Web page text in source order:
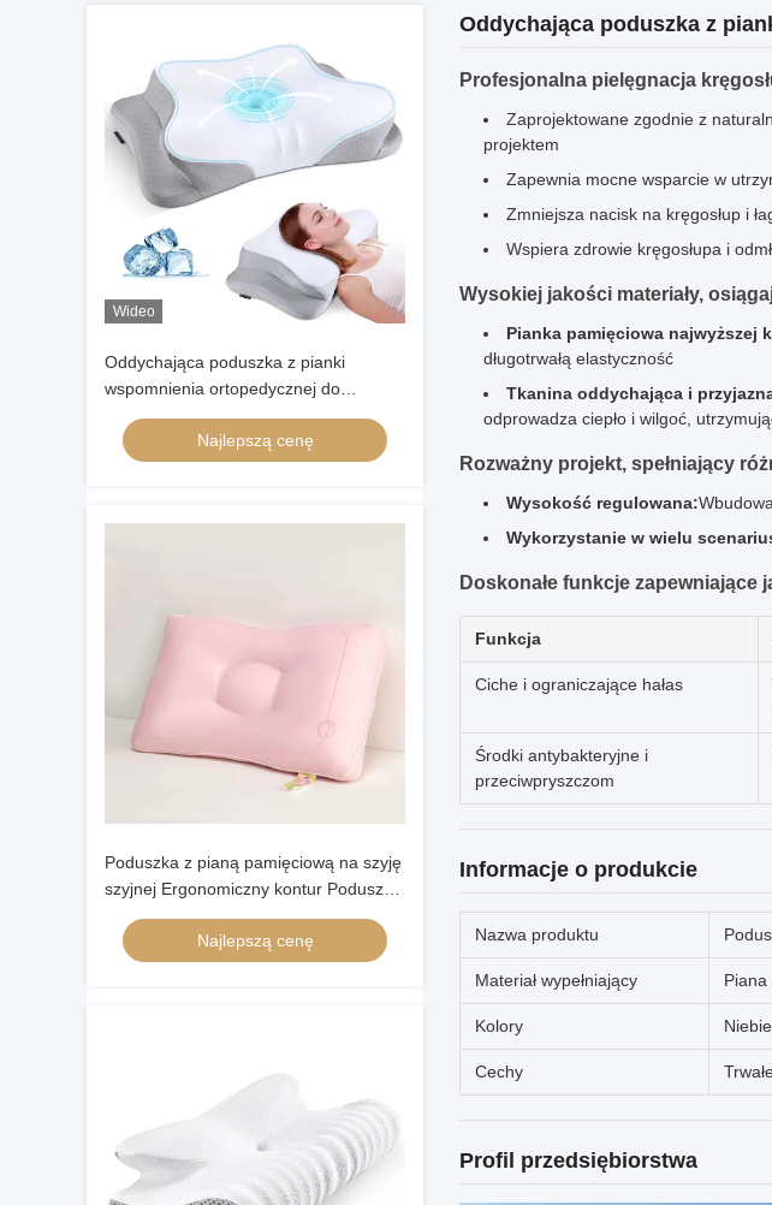
Wideo
Oddychająca poduszka z pianki
wspomnienia ortopedycznej do
głębokiego snu Poduszka
ortopedyczna dla motyli
Najlepszą cenę
Poduszka z pianą pamięciową na szyję
szyjnej Ergonomiczny kontur Poduszka
ortopedyczna
Najlepszą cenę
Oddychająca poduszka z
Profesjonalna pielęgnacja
Zaprojektowane zgodnie z
projektem
Zapewnia mocne wsparcie w
Zmniejsza nacisk na kręgosłup i
Wspiera zdrowie kręgosłupa i
Wysokiej jakości materiały,
Pianka pamięciowa najwyższej
długotrwałą elastyczność
Tkanina oddychająca i
odprowadza ciepło i wilgoć,
Rozważny projekt, spełniający
Wysokość regulowana:
Wykorzystanie w wielu
Doskonałe funkcje zapewniające
Funkcja
Ciche i ograniczające hałas
Środki antybakteryjne i
przeciwpryszczom
Informacje o produkcie
Nazwa produktu
Materiał wypełniający Piana
Kolory
Cechy
Profil przedsiębiorstwa